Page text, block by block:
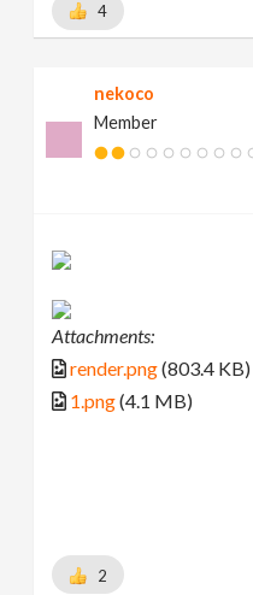
4
nekoco
Member
Attachments:
render.png(803.4 KB)
1.png(4.1 MB)
2